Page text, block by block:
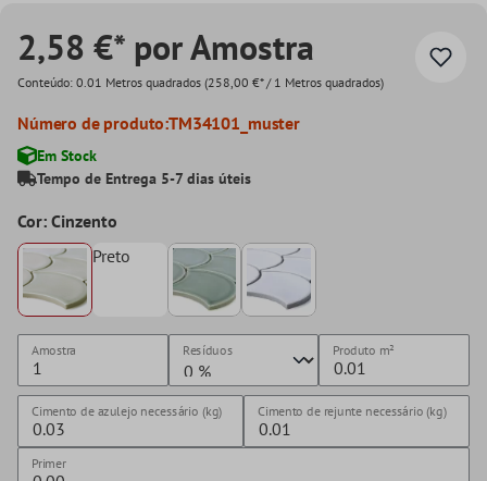
2,58 €* por Amostra
Conteúdo: 0.01 Metros quadrados (258,00 €* / 1 Metros quadrados)
Número de produto:TM34101_muster
Em Stock
Tempo de Entrega 5-7 dias úteis
Cor: Cinzento
Preto
Amostra Resíduos Produto m²
Cimento de azulejo necessário (kg) Cimento de rejunte necessário (kg)
Primer